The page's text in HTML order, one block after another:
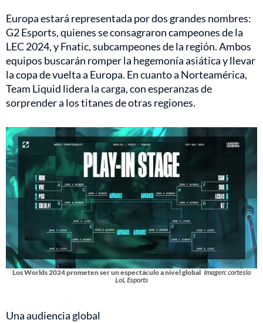
Europa estará representada por dos grandes nombres:
G2 Esports, quienes se consagraron campeones de la
LEC 2024, y Fnatic, subcampeones de la región. Ambos
equipos buscarán romper la hegemonía asiática y llevar
la copa de vuelta a Europa. En cuanto a Norteamérica,
Team Liquid lidera la carga, con esperanzas de
sorprender a los titanes de otras regiones.
Los Worlds 2024 prometen ser un espectáculo a nivel global Imagen: cortesía
LoL Esports
Una audiencia global